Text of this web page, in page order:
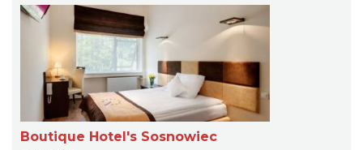
Boutique Hotel's Sosnowiec